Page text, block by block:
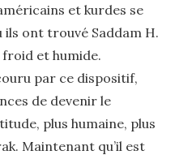
et kurdes se
ont trouvé Saddam H.
et humide.
par ce dispositif,
de devenir le
plus humaine, plus
Maintenant qu’il est